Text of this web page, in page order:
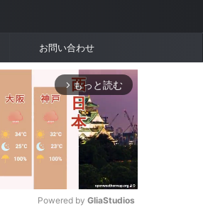
お問い合わせ
arrow_forward_ios もっと読む
Powered by GliaStudios